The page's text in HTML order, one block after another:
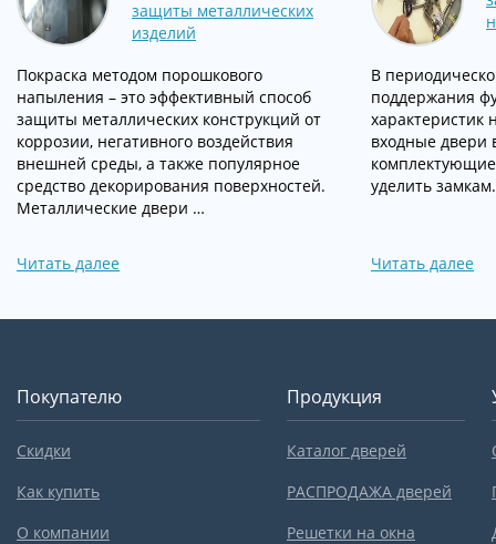
защиты металлических
изделий
Покраска методом порошкового
напыления – это эффективный способ
защиты металлических конструкций от
коррозии, негативного воздействия
внешней среды, а также популярное
средство декорирования поверхностей.
Металлические двери …
Читать далее
В
поддержания
характеристик
входные двери
уделить
Читать далее
Покупателю
Скидки
Как купить
О компании
Продукция
Каталог дверей
РАСПРОДАЖА дверей
Решетки на окна